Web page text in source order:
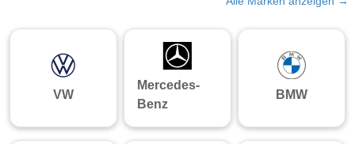
VW
Mercedes-
Benz
BMW